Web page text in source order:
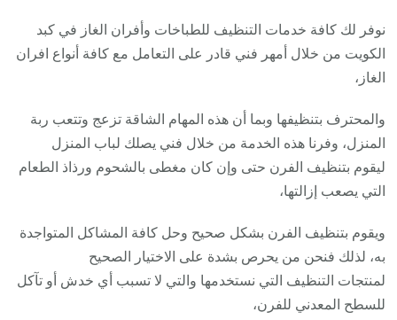
نوفر لك كافة خدمات التنظيف للطباخات وأفران الغاز في كبد
الكويت من خلال أمهر فني قادر على التعامل مع كافة أنواع افران
الغاز،
والمحترف بتنظيفها وبما أن هذه المهام الشاقة تزعج وتتعب ربة
المنزل، وفرنا هذه الخدمة من خلال فني يصلك لباب المنزل
ليقوم بتنظيف الفرن حتى وإن كان مغطى بالشحوم ورذاذ الطعام
التي يصعب إزالتها،
ويقوم بتنظيف الفرن بشكل صحيح وحل كافة المشاكل المتواجدة
به، لذلك فنحن من يحرص بشدة على الاختيار الصحيح
لمنتجات التنظيف التي نستخدمها والتي لا تسبب أي خدش أو تآكل
للسطح المعدني للفرن،